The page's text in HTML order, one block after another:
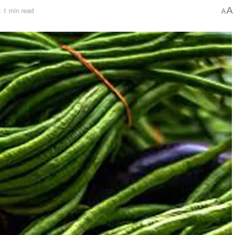
1 min read AA